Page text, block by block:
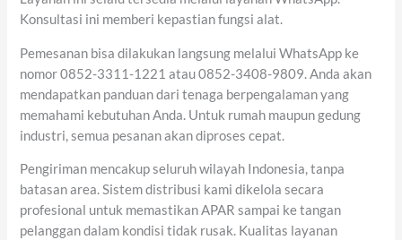
Konsultasi ini memberi kepastian fungsi alat.
Pemesanan bisa dilakukan langsung melalui WhatsApp ke
nomor 0852-3311-1221 atau 0852-3408-9809. Anda akan
mendapatkan panduan dari tenaga berpengalaman yang
memahami kebutuhan Anda. Untuk rumah maupun gedung
industri, semua pesanan akan diproses cepat.
Pengiriman mencakup seluruh wilayah Indonesia, tanpa
batasan area. Sistem distribusi kami dikelola secara
profesional untuk memastikan APAR sampai ke tangan
pelanggan dalam kondisi tidak rusak. Kualitas layanan